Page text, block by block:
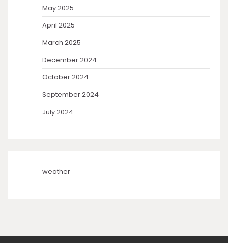
May 2025
April 2025
March 2025
December 2024
October 2024
September 2024
July 2024
weather